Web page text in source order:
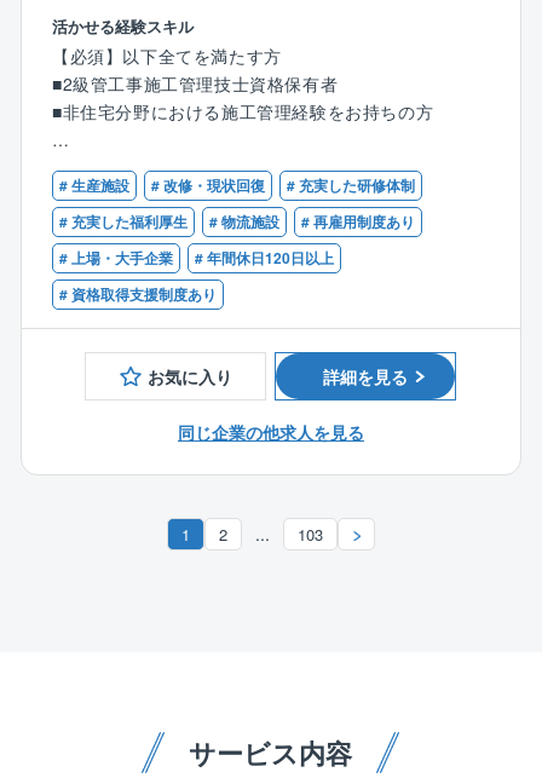
いやすいように、様々な仕様や設備、建材をウェブカ
タログにまとめ、サンプルやプライスリストなども事
前に用意しております。
■ウェブカタログは、メーカーと共同開発したクラシス
のオリジナル建材や、専売商材なども含め幅広く設定
し掲載しています。
■決められた範囲内での提案しかできない、毎回同じ仕
様の提案しかできないということは同社ではありませ
ん。
■残業15時間前後
■年間20～25棟を担当します。
■打ち合わせは2週間に1度ほど
す。
余裕をもって取り組めます。
★この求人のポイント
１．【驚異の還元率：賞与9.5ヶ月分】
20代で年収650万円、30代で900万円も現実的。さ
らに2026年度は賞与9.5ヶ月分を予定。
同年代に圧倒的な差をつける報酬体系です。
２．【「下請け」から「元請け」へ】
案件の9割以上が元請け。
協力業者をリードし、プロジェクト全体を自分の采
配で動かす「真の施工管理スキル」が若いうちに身に
つきます。
３．【最先端の食・物流インフラを担う】
成長著しい食品工場や物流施設のオートメーション
化を支えるエンジニアへ。
一生食いっぱぐれない「プラントエンジニアリン
■様々な建築物、設備、生産ライン等に関わる事が出
活かせる経験スキル
【必須】以下全てを満たす方
■2級管工事施工管理技士資格保有者
■非住宅分野における施工管理経験をお持ちの方
【歓迎】
■1級管工事施工管理技士資格保有者
■現場主任、現場代理人の経験があり、一ヶ所でも中央
熱源の経験がある方
■食品、薬品、物流施設（三温度倉庫）のいずれかの経
験をお持ちの方
# 生産施設 # 改修・現状回復
# 充実した研修体制
# 充実した福利厚生
# 物流施設
# 再雇用制度あり
# 上場・大手企業
# 年間休日120日以上
# 資格取得支援制度あり
お気に入り 詳細を見る
同じ企業の他求人を見る
1 2 ... 103
サービス内容